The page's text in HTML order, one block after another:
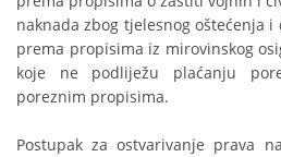
naknada zbog tjelesnog oštećenja
prema propisima iz mirovinskog
koje ne podliježu plaćanju
poreznim propisima.
Postupak za ostvarivanje prava